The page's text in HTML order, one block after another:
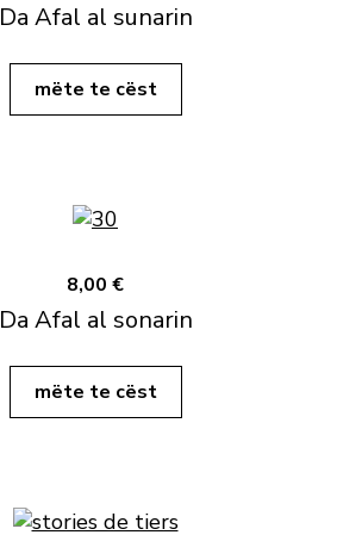
Da Afal al sunarin
mëte te cëst
8,00 €
Da Afal al sonarin
mëte te cëst